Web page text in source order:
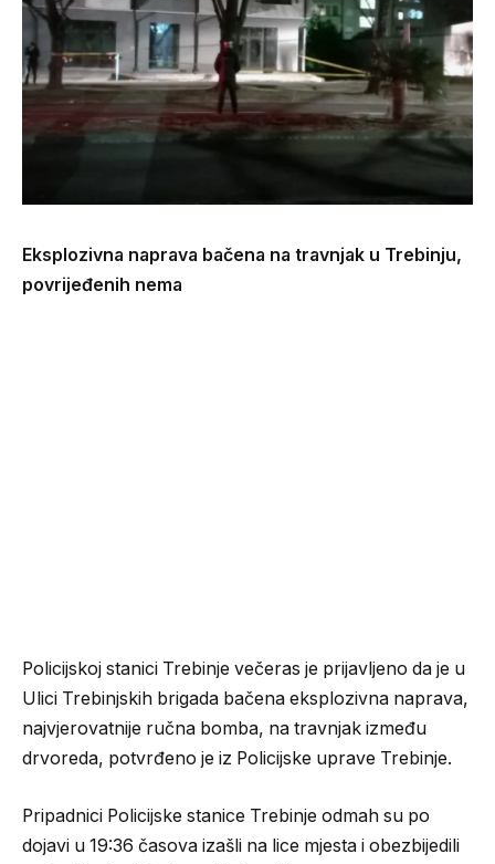
Eksplozivna naprava bačena na travnjak u Trebinju,
povrijeđenih nema
Policijskoj stanici Trebinje večeras je prijavljeno da je u
Ulici Trebinjskih brigada bačena eksplozivna naprava,
najvjerovatnije ručna bomba, na travnjak između
drvoreda, potvrđeno je iz Policijske uprave Trebinje.
Pripadnici Policijske stanice Trebinje odmah su po
dojavi u 19:36 časova izašli na lice mjesta i obezbijedili